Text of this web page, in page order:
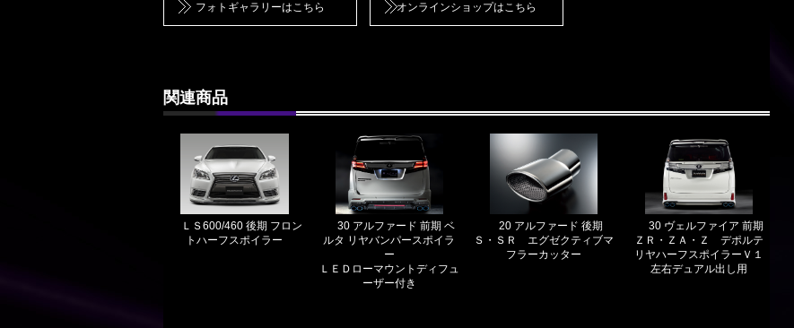
フォトギャラリーはこちら オンラインショップはこちら
関連商品
ＬＳ600/460 後期 フロン
トハーフスポイラー
30 アルファード 前期 ベ
ルタ リヤバンパースポイラ
ー
ＬＥＤローマウントディフュ
ーザー付き
20 アルファード 後期
Ｓ・ＳＲ エグゼクティブマ
フラーカッター
30 ヴェルファイア 前期
ＺＲ・ＺＡ・Ｚ デポルテ
リヤハーフスポイラーＶ１
左右デュアル出し用